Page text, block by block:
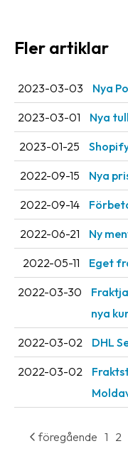
Fler artiklar
2023-03-03 Nya
2023-03-01 Nya
2023-01-25
2022-09-15 Nya
2022-09-14
2022-06-21 Ny
2022-05-11 Eget
2022-03-30
nya
2022-03-02 DHL
2022-03-02
föregående 1 2